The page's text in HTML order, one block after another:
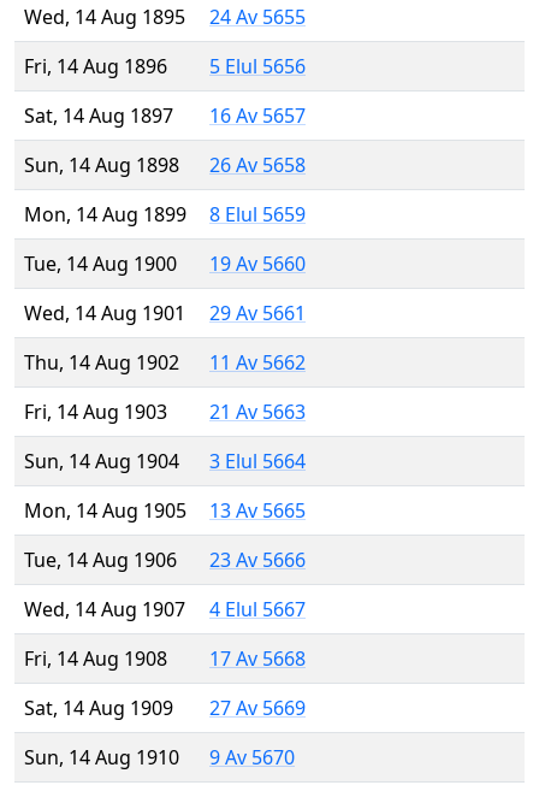
Wed, 14 Aug 1895
24 Av 5655
Fri, 14 Aug 1896
5 Elul 5656
Sat, 14 Aug 1897
16 Av 5657
Sun, 14 Aug 1898
26 Av 5658
Mon, 14 Aug 1899
8 Elul 5659
Tue, 14 Aug 1900
19 Av 5660
Wed, 14 Aug 1901
29 Av 5661
Thu, 14 Aug 1902
11 Av 5662
Fri, 14 Aug 1903
21 Av 5663
Sun, 14 Aug 1904
3 Elul 5664
Mon, 14 Aug 1905
13 Av 5665
Tue, 14 Aug 1906
23 Av 5666
Wed, 14 Aug 1907
4 Elul 5667
Fri, 14 Aug 1908
17 Av 5668
Sat, 14 Aug 1909
27 Av 5669
Sun, 14 Aug 1910
9 Av 5670